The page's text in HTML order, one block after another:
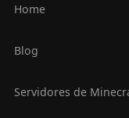
Home
Blog
Servidores de